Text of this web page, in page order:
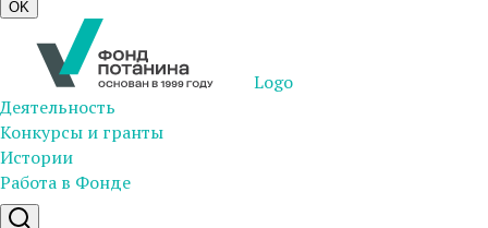
OK
Logo
Деятельность
Конкурсы и гранты
Истории
Работа в Фонде